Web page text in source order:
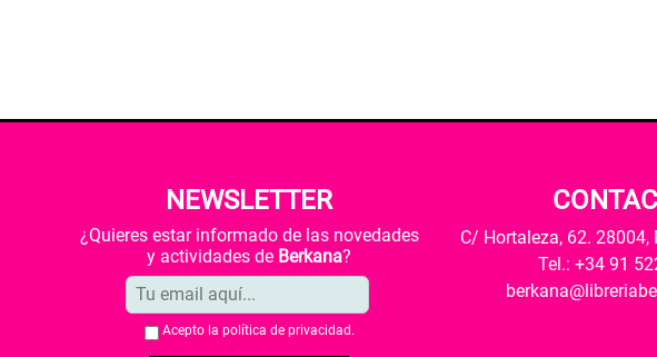
NEWSLETTER
¿Quieres estar informado de las novedades
y actividades de Berkana?
Acepto la política de privacidad .
C/ Hortaleza, 62. 28004,
Tel.: +34 91